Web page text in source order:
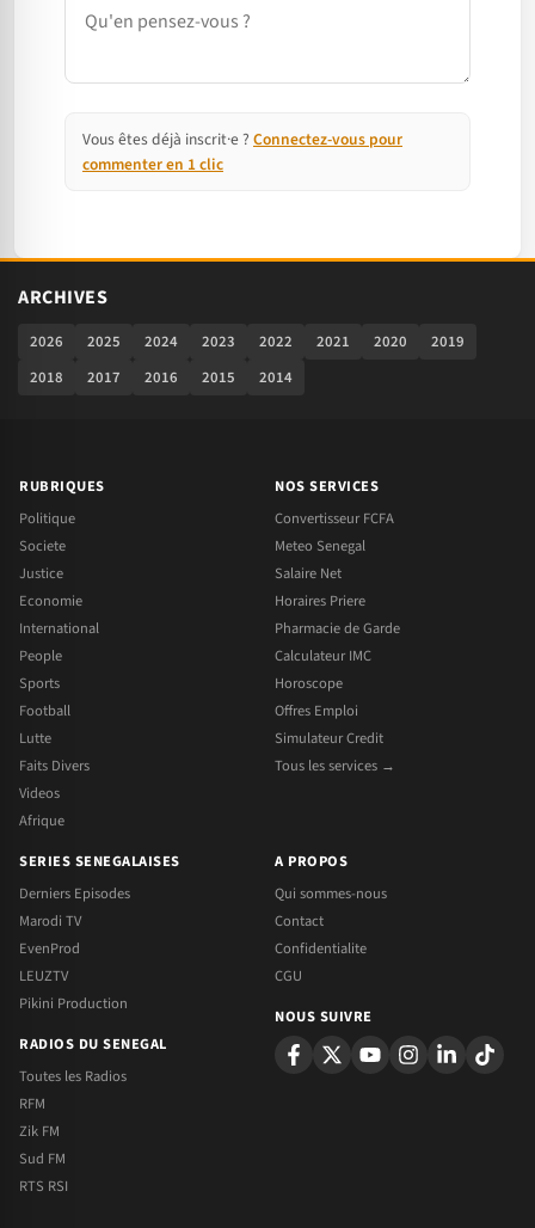
Vous êtes déjà inscrit·e ? Connectez-vous pour
commenter en 1 clic
ARCHIVES
2026 2025 2024 2023 2022 2021 2020
2019
2018
2017 2016 2015 2014
RUBRIQUES
Politique
Societe
Justice
Economie
International
People
Sports
Football
Lutte
Faits Divers
Videos
Afrique
NOS SERVICES
Convertisseur FCFA
Meteo Senegal
Salaire Net
Horaires Priere
Pharmacie de Garde
Calculateur IMC
Horoscope
Offres Emploi
Simulateur Credit
Tous les services →
SERIES SENEGALAISES
Derniers Episodes
Marodi TV
EvenProd
LEUZTV
Pikini Production
RADIOS DU SENEGAL
Toutes les Radios
RFM
Zik FM
Sud FM
RTS RSI
A PROPOS
Qui sommes-nous
Contact
Confidentialite
CGU
NOUS SUIVRE